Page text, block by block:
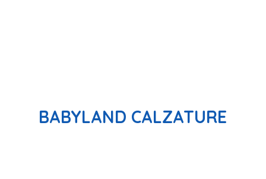
BABYLAND CALZATURE